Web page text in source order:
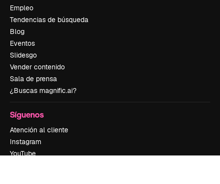
Empleo
Tendencias de búsqueda
Blog
Eventos
Slidesgo
Vender contenido
Sala de prensa
¿Buscas magnific.ai?
Síguenos
Atención al cliente
Instagram
YouTube